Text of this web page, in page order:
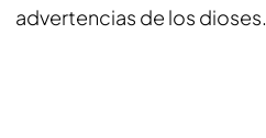
advertencias de los dioses.